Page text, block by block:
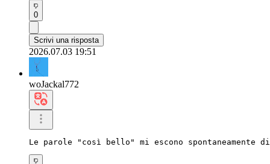
0
Scrivi una risposta
2026.07.03 19:51
woJackal772
Le parole "così bello" mi escono spontaneamente